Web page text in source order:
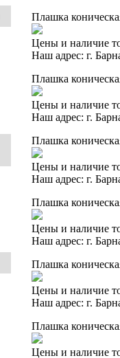
Плашка
Цены и наличие
Наш адрес: г.
Плашка
Цены и наличие
Наш адрес: г.
Плашка
Цены и наличие
Наш адрес: г.
Плашка
Цены и наличие
Наш адрес: г.
Плашка
Цены и наличие
Наш адрес: г.
Плашка
Цены и наличие